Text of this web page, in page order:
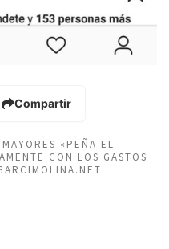
Compartir
«PEÑA EL
CON LOS GASTOS